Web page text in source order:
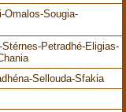
Omalos-Sougia-
Petradhé-Eligias-
Sellouda-Sfakia